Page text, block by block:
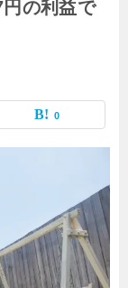
の利益で
0